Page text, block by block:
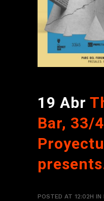
19 Abr
Bar, 33/
POSTED AT 12:02H IN